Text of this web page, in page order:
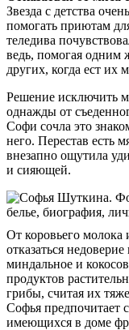
Звезда с детства
помогать приютам
теледива
ведь, помогая одним
других, когда ест их
Решение исключить
однажды от
Софи сочла это
него. Перестав есть
внезапно ощутила
и сияющей.
От коровьего молока
отказаться
миндальное и
продуктов
грибы, считая их
Софья предпочитает
имеющихся в доме